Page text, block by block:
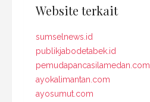
Website terkait
sumselnews.id
publikjabodetabek.id
pemudapancasilamedan.com
ayokalimantan.com
ayosumut.com